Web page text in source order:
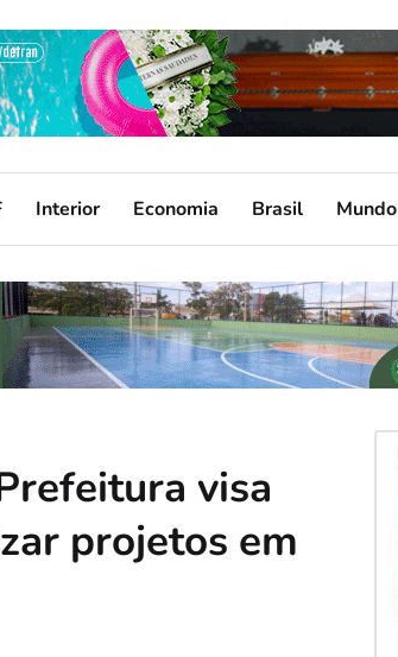
Interior Economia Brasil Mundo
visa
projetos em